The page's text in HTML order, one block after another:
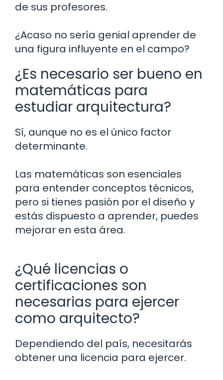
de sus profesores.
¿Acaso no sería genial aprender de
una figura influyente en el campo?
¿Es necesario ser bueno en
matemáticas para
estudiar arquitectura?
Sí, aunque no es el único factor
determinante.
Las matemáticas son esenciales
para entender conceptos técnicos,
pero si tienes pasión por el diseño y
estás dispuesto a aprender, puedes
mejorar en esta área.
¿Qué licencias o
certificaciones son
necesarias para ejercer
como arquitecto?
Dependiendo del país, necesitarás
obtener una licencia para ejercer.